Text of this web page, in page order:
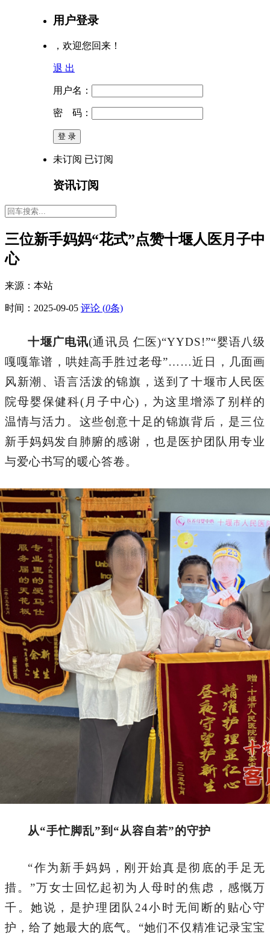
用户登录
，欢迎您回来！
退 出
用户名：
密 码：
未订阅 已订阅
资讯订阅
三位新手妈妈“花式”点赞十堰人医月子中
心
来源：本站
时间： 2025-09-05 评论 (0条)
十堰广电讯(通讯员 仁医)“YYDS!”“婴语八级
嘎嘎靠谱，哄娃高手胜过老母”……近日，几面画
风新潮、语言活泼的锦旗，送到了十堰市人民医
院母婴保健科(月子中心)，为这里增添了别样的
温情与活力。这些创意十足的锦旗背后，是三位
新手妈妈发自肺腑的感谢，也是医护团队用专业
与爱心书写的暖心答卷。
从“手忙脚乱”到“从容自若”的守护
“作为新手妈妈，刚开始真是彻底的手足无
措。”万女士回忆起初为人母时的焦虑，感慨万
千。她说，是护理团队24小时无间断的贴心守
护，给了她最大的底气。“她们不仅精准记录宝宝